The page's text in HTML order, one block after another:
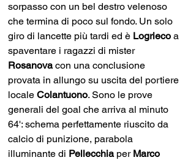
sorpasso con un bel destro velenoso
che termina di poco sul fondo. Un solo
giro di lancette più tardi ed è Logrieco a
spaventare i ragazzi di mister
Rosanova con una conclusione
provata in allungo su uscita del portiere
locale Colantuono. Sono le prove
generali del goal che arriva al minuto
64': schema perfettamente riuscito da
calcio di punizione, parabola
illuminante di Pellecchia per Marco